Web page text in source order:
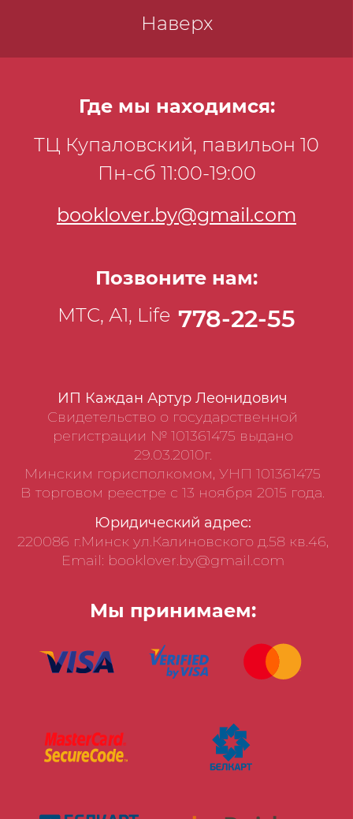
Наверх
ИП Каждан Артур Леонидович
Свидетельство о государственной
регистрации № 101361475 выдано
29.03.2010г.
Минским горисполкомом, УНП 101361475
В торговом реестре с 13 ноября 2015 года.
Юридический адрес:
220086 г.Минск ул.Калиновского д.58 кв.46,
Email: booklover.by@gmail.com
Мы принимаем:
Где мы находимся:
ТЦ Купаловский, павильон 10
Пн-сб 11:00-19:00
booklover.by@gmail.com
Позвоните нам:
МТС, А1, Life 778-22-55